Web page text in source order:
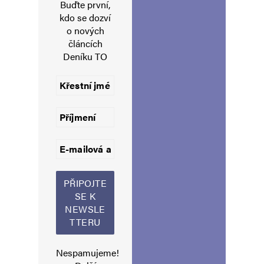
károvaný vzduch z jedněch našich
kriminálů!!!
Robo
z veřejnoprávních médií? cha chá.
Babišovi by neprošla ani desetina.
Fiancování STAN/Dozimetr Michalem Redlem
od samého začátku s Polčákem a Gazdíkem
a pak Věslavem Michalikem z Kypru stojí za
samostatný článek.
Buďte první,
kdo se dozví
o nových
článcích
Deníku TO
Nespamujeme!